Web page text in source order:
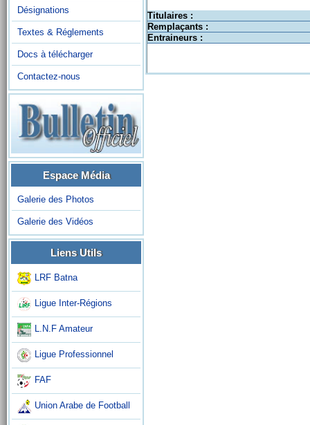
Désignations
Textes & Réglements
Docs à télécharger
Contactez-nous
Espace Média
Galerie des Photos
Galerie des Vidéos
Liens Utils
LRF Batna
Ligue Inter-Régions
L.N.F Amateur
Ligue Professionnel
FAF
Union Arabe de Football
Titulaires :
Remplaçants :
Entraineurs :